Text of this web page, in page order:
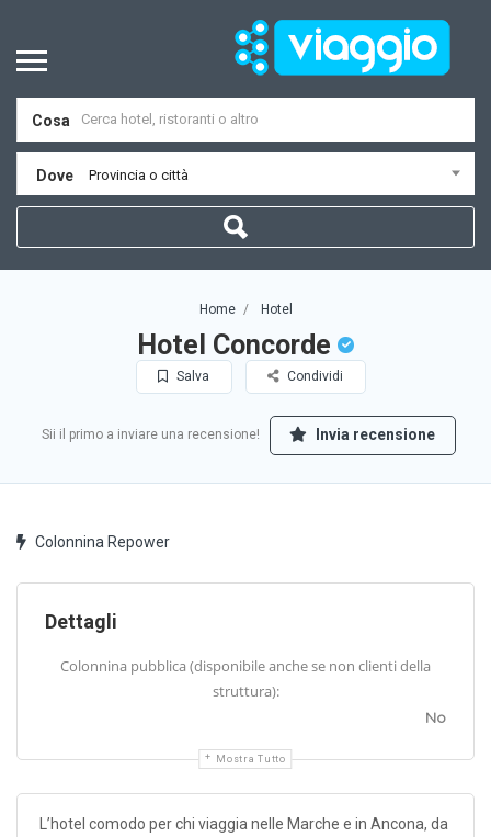
Cosa
Dove Provincia o città
Home Hotel
Hotel Concorde
Salva Condividi
Sii il primo a inviare una recensione! Invia recensione
Colonnina Repower
Dettagli
Colonnina pubblica (disponibile anche se non clienti della
struttura):
No
Mostra Tutto
L’hotel comodo per chi viaggia nelle Marche e in Ancona, da